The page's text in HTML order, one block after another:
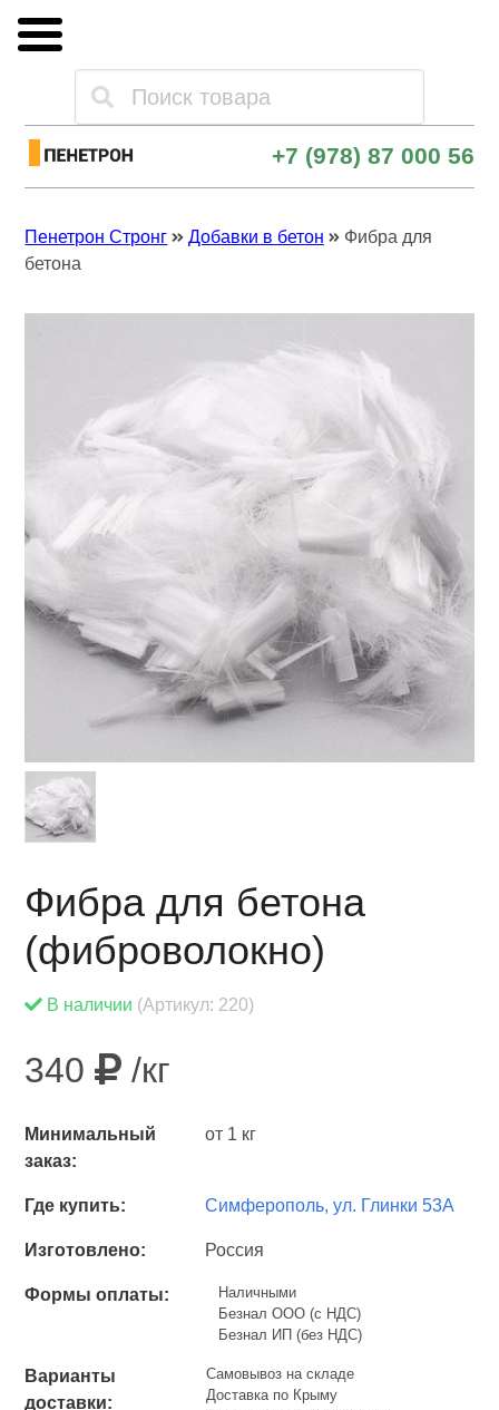
Каталог товаров
Опт и поставки
Контакты
+7 (978) 87 000 56
Пенетрон Стронг Добавки в бетон
Фибра для
бетона
Фибра для бетона
(фиброволокно)
В наличии (Артикул: 220)
340 /кг
Минимальный
заказ:
от 1 кг
Где купить: Симферополь, ул. Глинки 53А
Изготовлено: Россия
Формы оплаты:
Наличными
Безнал ООО (с НДС)
Безнал ИП (без НДС)
Варианты
доставки:
Самовывоз на складе
Доставка по Крыму